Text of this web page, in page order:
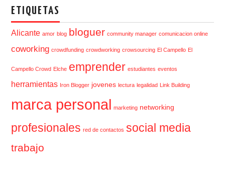
ETIQUETAS
Alicante amor blog bloguer community manager comunicacion online
coworking crowdfunding crowdworking crowsourcing El Campello El
Campello Crowd Elche emprender estudiantes eventos
herramientas Iron Blogger jovenes lectura legalidad Link Building
marca personal marketing networking
profesionales red de contactos social media
trabajo